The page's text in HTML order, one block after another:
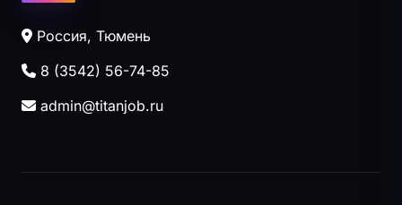
Россия, Тюмень
8 (3542) 56-74-85
admin@titanjob.ru